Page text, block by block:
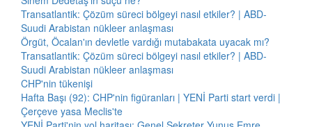
Transatlantik: Çözüm süreci bölgeyi nasıl etkiler? | ABD-
Suudi Arabistan nükleer anlaşması
Örgüt, Öcalan'ın devletle vardığı mutabakata uyacak mı?
Transatlantik: Çözüm süreci bölgeyi nasıl etkiler? | ABD-
Suudi Arabistan nükleer anlaşması
CHP'nin tükenişi
Hafta Başı (92): CHP'nin figüranları | YENİ Parti start verdi |
Çerçeve yasa Meclis'te